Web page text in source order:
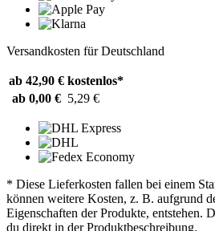
Versandkosten für Deutschland
ab 42,90 € kostenlos*
ab 0,00 € 5,29 €
* Diese Lieferkosten fallen bei einem
können weitere Kosten, z. B. aufgrund
Eigenschaften der Produkte, entstehen.
du direkt in der Produktbeschreibung.